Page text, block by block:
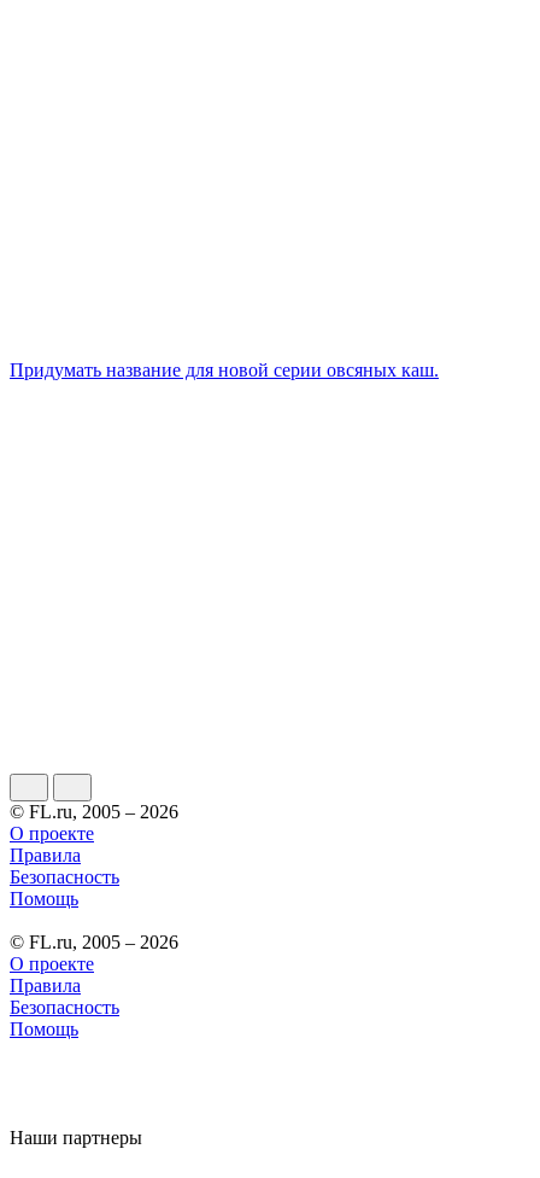
Придумать название для новой серии овсяных каш.
© FL.ru, 2005 – 2026
О проекте
Правила
Безопасность
Помощь
© FL.ru, 2005 – 2026
О проекте
Правила
Безопасность
Помощь
Наши партнеры